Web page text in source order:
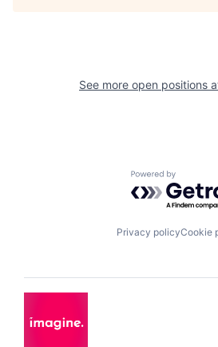
See more open positions
Powered by
Privacy policyCookie